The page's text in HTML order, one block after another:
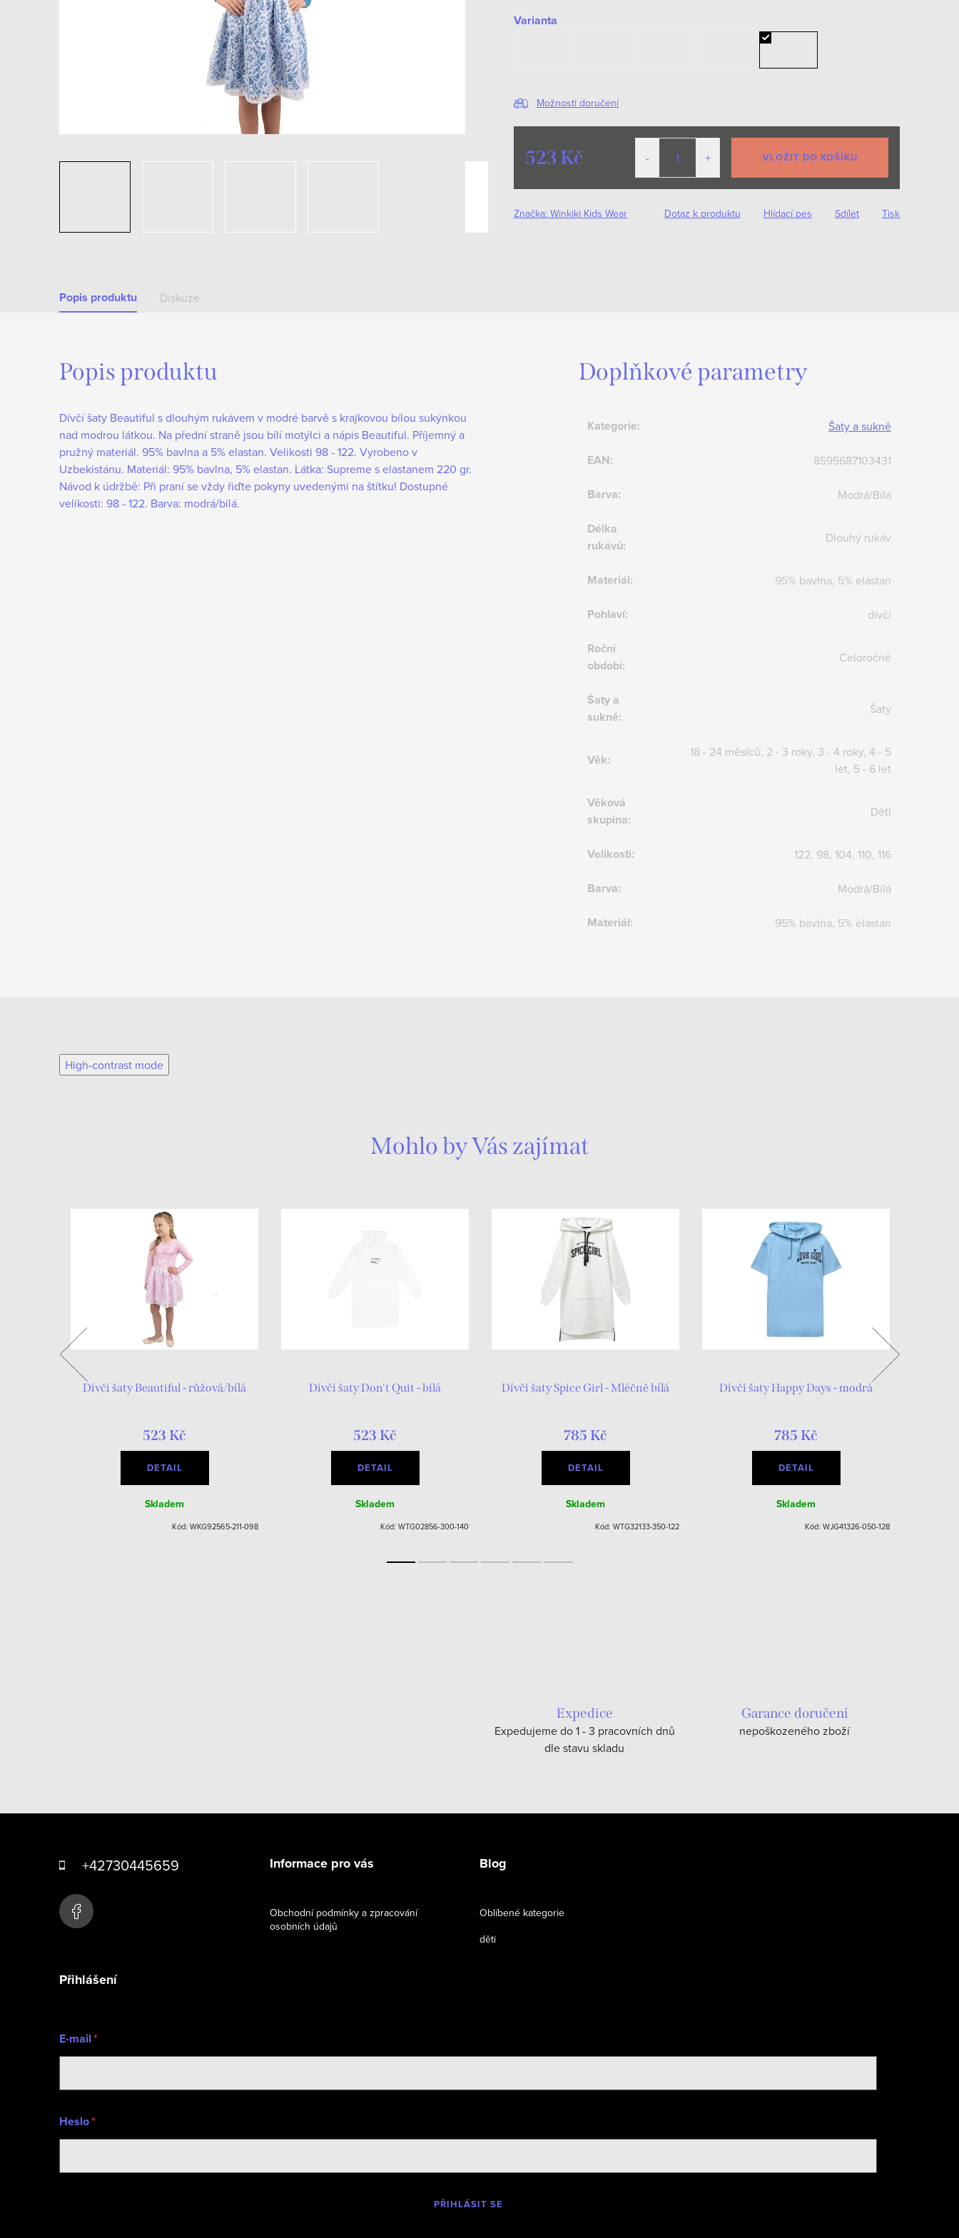
Varianta
Možnosti doručení
523 Kč
cena:
VLOŽIT DO KOŠÍKU
Značka: Winkiki Kids Wear Tisk
Dotaz k produktu Hlídací pes Sdílet
Popis produktu Diskuze
Popis produktu
Dívčí šaty Beautiful s dlouhým rukávem v modré barvě s krajkovou bílou sukýnkou
nad modrou látkou. Na přední straně jsou bílí motýlci a nápis Beautiful. Příjemný a
pružný materiál. 95% bavlna a 5% elastan. Velikosti 98 - 122. Vyrobeno v
Uzbekistánu. Materiál: 95% bavlna, 5% elastan. Látka: Supreme s elastanem 220 gr.
Návod k údržbě: Při praní se vždy řiďte pokyny uvedenými na štítku! Dostupné
velikosti: 98 - 122. Barva: modrá/bílá.
Doplňkové parametry
Kategorie: Šaty a sukně
EAN: 8595687103431
Barva: Modrá/Bílá
Délka
rukávů: Dlouhý rukáv
Materiál: 95% bavlna, 5% elastan
Pohlaví: dívčí
Roční
období: Celoročně
Šaty a
sukně: Šaty
Věk:
18 - 24 měsíců, 2 - 3 roky, 3 - 4 roky, 4 - 5
let, 5 - 6 let
Věková
skupina: Děti
Velikosti: 122, 98, 104, 110, 116
Barva: Modrá/Bílá
Materiál: 95% bavlna, 5% elastan
High-contrast mode
Mohlo by Vás zajímat
Dívčí šaty Beautiful - růžová/bílá
523 Kč
DETAIL
Skladem
Kód: WKG92565-211-098
Dívčí šaty Don't Quit - bílá
523 Kč
DETAIL
Skladem
Kód: WTG02856-300-140
Dívčí šaty Spice Girl - Mléčně bílá
785 Kč
DETAIL
Skladem
Kód: WTG32133-350-122
Dívčí šaty Happy Days - modrá
785 Kč
DETAIL
Skladem
Kód: WJG41326-050-128
Expedice
Expedujeme do 1 - 3 pracovních dnů
dle stavu skladu
Garance doručení
nepoškozeného zboží
+42730445659 Informace pro vás
Obchodní podmínky a zpracování
osobních údajů
Blog
Oblíbené kategorie
děti
Přihlášení
E-mail
Heslo
PŘIHLÁSIT SE